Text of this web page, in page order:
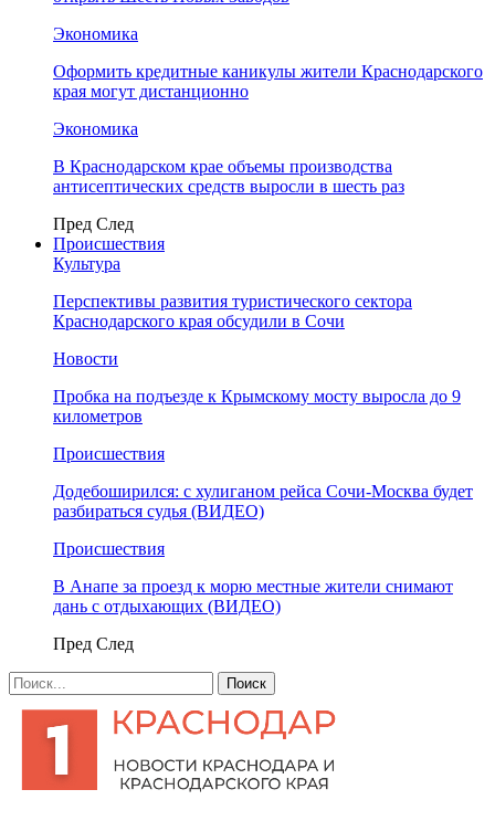
Экономика
Оформить кредитные каникулы жители Краснодарского
края могут дистанционно
Экономика
В Краснодарском крае объемы производства
антисептических средств выросли в шесть раз
Пред След
Происшествия
Культура
Перспективы развития туристического сектора
Краснодарского края обсудили в Сочи
Новости
Пробка на подъезде к Крымскому мосту выросла до 9
километров
Происшествия
Додебоширился: с хулиганом рейса Сочи-Москва будет
разбираться судья (ВИДЕО)
Происшествия
В Анапе за проезд к морю местные жители снимают
дань с отдыхающих (ВИДЕО)
Пред След